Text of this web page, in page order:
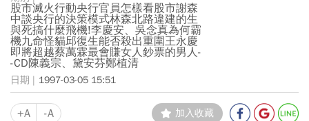
股市滅火行動央行官員怎樣看股市謝森
中談央行的決策模式林森北路違建的生
與死搞什麼飛機!李慶安、吳念真為何霸
機九命怪貓邱復生能否殺出重圍王永慶
即將超越蔡萬霖最會賺女人鈔票的男人-
-CD陳義宗、黛安芬鄭植清
1997-03-05 15:51
+A -A 加入收藏